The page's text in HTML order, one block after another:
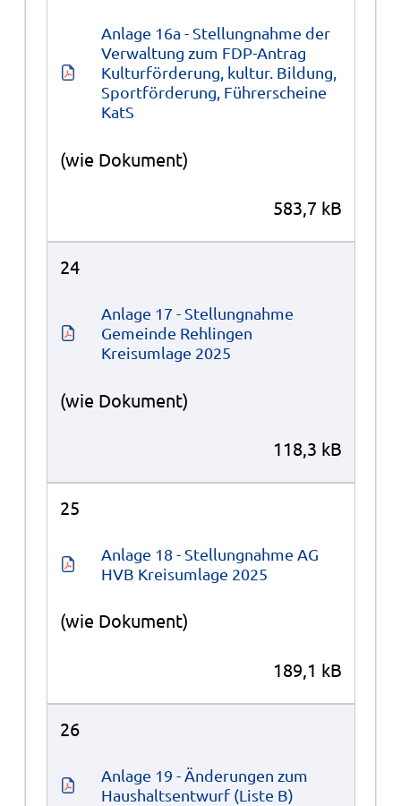
Anlage 16a - Stellungnahme der
Verwaltung zum FDP-Antrag
Kulturförderung, kultur. Bildung,
Sportförderung, Führerscheine
KatS
(wie Dokument)
583,7 kB
24
Anlage 17 - Stellungnahme
Gemeinde Rehlingen
Kreisumlage 2025
(wie Dokument)
118,3 kB
25
Anlage 18 - Stellungnahme AG
HVB Kreisumlage 2025
(wie Dokument)
189,1 kB
26
Anlage 19 - Änderungen zum
Haushaltsentwurf (Liste B)